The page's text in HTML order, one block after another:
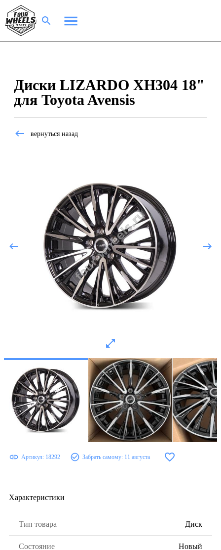
Диски LIZARDO XH304 18"
для Toyota Avensis
вернуться назад
Артикул: 18292 Забрать самому: 11 августа
Характеристики
Тип товара Диск
Состояние Новый